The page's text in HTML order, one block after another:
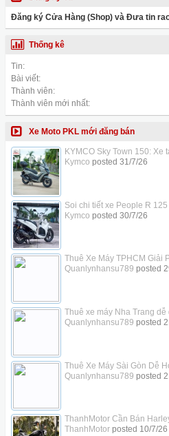
Đăng ký Cửa Hàng (Shop) và Đưa tin
Thống kê
Tin:
Bài viết:
Thành viên:
Thành viên mới nhất:
Xe Moto PKL mới đăng bán
KYMCO Sky Town 150:
Kymco posted 31/7/26
Soi chi tiết xe People R 125
Kymco posted 30/7/26
Thuê Xe Máy TPHCM Giải
Quanlynhansu789 posted
Thuê xe máy Nha Trang
Quanlynhansu789 posted
Thuê Xe Máy Sài Gòn Dễ
Quanlynhansu789 posted
ThanhMotor Cần Bán
ThanhMotorposted 10/7/26